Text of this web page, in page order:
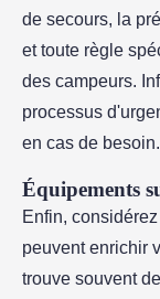
de secours, la
et toute règle
des campeurs.
processus
en cas de besoin.
Équipements
Enfin,
peuvent enrichir
trouve souvent